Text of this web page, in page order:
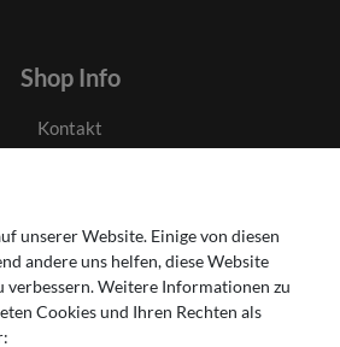
Shop Info
Kontakt
Impressum
Widerrufsrecht
und Versand
unserer Website. Einige von diesen
andere uns helfen, diese Website
verbessern. Weitere Informationen zu
Cookies und Ihren Rechten als